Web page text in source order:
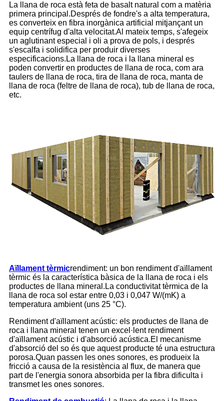
La llana de roca està feta de basalt natural com a matèria
primera principal.Després de fondre's a alta temperatura,
es converteix en fibra inorgànica artificial mitjançant un
equip centrífug d'alta velocitat.Al mateix temps, s'afegeix
un aglutinant especial i oli a prova de pols, i després
s'escalfa i solidifica per produir diverses
especificacions.La llana de roca i la llana mineral es
poden convertir en productes de llana de roca, com ara
taulers de llana de roca, tira de llana de roca, manta de
llana de roca (feltre de llana de roca), tub de llana de roca,
etc.
Aïllament tèrmicrendiment: un bon rendiment d'aïllament
tèrmic és la característica bàsica de la llana de roca i els
productes de llana mineral.La conductivitat tèrmica de la
llana de roca sol estar entre 0,03 i 0,047 W/(mK) a
temperatura ambient (uns 25 °C).
Rendiment d'aïllament acústic: els productes de llana de
roca i llana mineral tenen un excel·lent rendiment
d'aïllament acústic i d'absorció acústica.El mecanisme
d'absorció del so és que aquest producte té una estructura
porosa.Quan passen les ones sonores, es produeix la
fricció a causa de la resistència al flux, de manera que
part de l'energia sonora absorbida per la fibra dificulta i
transmet les ones sonores.